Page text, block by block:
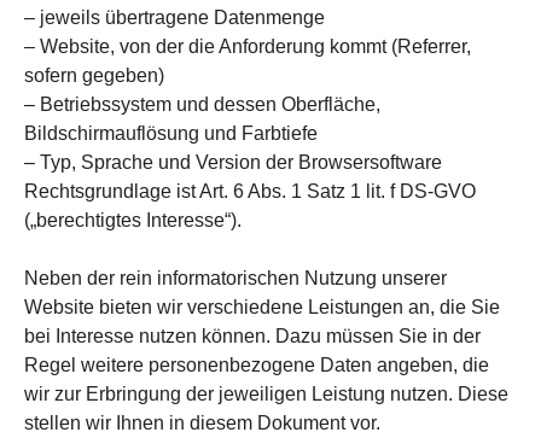
– jeweils übertragene Datenmenge
– Website, von der die Anforderung kommt (Referrer,
sofern gegeben)
– Betriebssystem und dessen Oberfläche,
Bildschirmauflösung und Farbtiefe
– Typ, Sprache und Version der Browsersoftware
Rechtsgrundlage ist Art. 6 Abs. 1 Satz 1 lit. f DS-GVO
(„berechtigtes Interesse“).
Neben der rein informatorischen Nutzung unserer
Website bieten wir verschiedene Leistungen an, die Sie
bei Interesse nutzen können. Dazu müssen Sie in der
Regel weitere personenbezogene Daten angeben, die
wir zur Erbringung der jeweiligen Leistung nutzen. Diese
stellen wir Ihnen in diesem Dokument vor.